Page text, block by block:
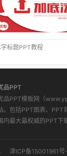
标题PPT教程
品PPT
品PPT模板网（
。包括PPT图表、PPT
内最大最权威的PPT下
津ICP备15001961号